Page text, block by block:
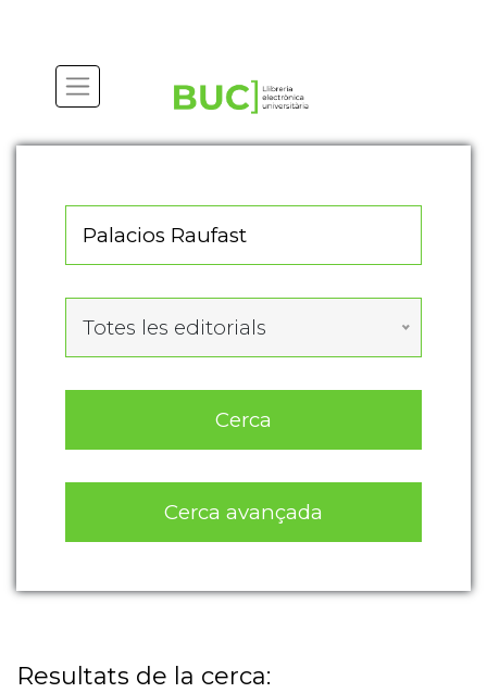
Totes les editorials
Cerca
Cerca avançada
Resultats de la cerca: